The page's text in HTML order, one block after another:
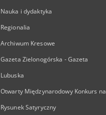
Nauka i dydaktyka
Regionalia
Archiwum Kresowe
Gazeta Zielonogórska - Gazeta
Lubuska
Otwarty Międzynarodowy Konkurs na
Rysunek Satyryczny